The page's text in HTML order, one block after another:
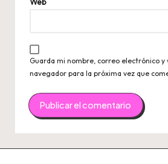
Guarda mi nombre, correo electrónico y
navegador para la próxima vez que